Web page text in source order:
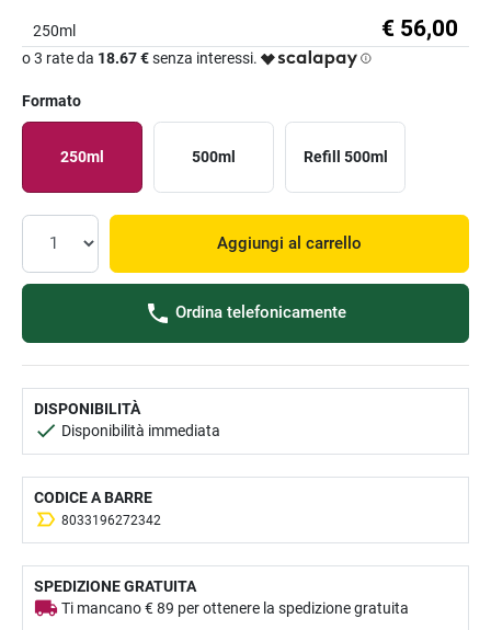
250ml € 56,00
o 3 rate da 18.67 €senza interessi.
Formato
250ml 500ml Refill 500ml
Aggiungi al carrello
Ordina telefonicamente
DISPONIBILITÀ
Disponibilità immediata
CODICE A BARRE
8033196272342
SPEDIZIONE GRATUITA
Ti mancano € 89 per ottenere la spedizione gratuita